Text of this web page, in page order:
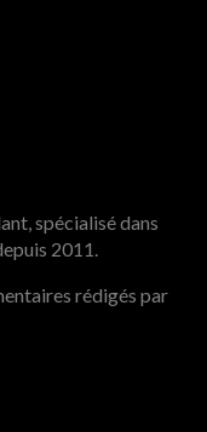
spécialisé dans
2011.
rédigés par